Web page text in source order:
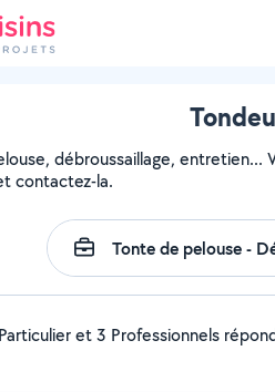
débroussaillage, entretien...
contactez-la.
et 3 Professionnels